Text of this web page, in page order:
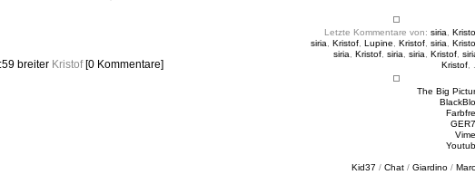
Letzte Kommentare von: siria
siria
Kristof Lupine Kristof siria
siria
Kristof siria siria Kristof
Kristof
The Big
Kid37 / Chat / Giardino / Marc
breiter Kristof [0 Kommentare]